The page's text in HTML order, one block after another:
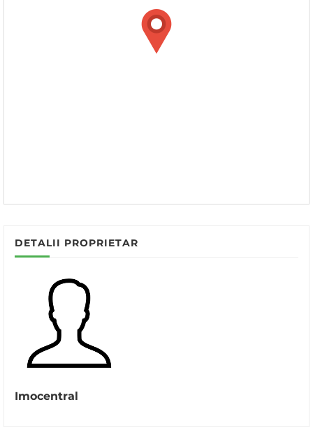
DETALII PROPRIETAR
Imocentral